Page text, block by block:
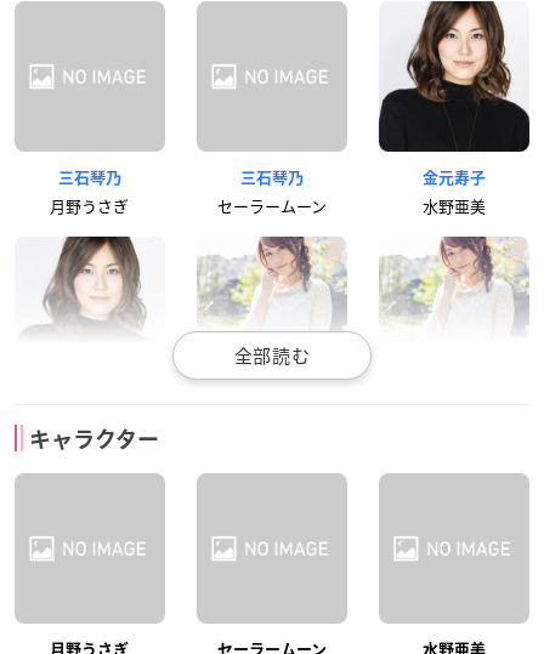
三石琴乃
月野うさぎ
三石琴乃
セーラームーン
金元寿子
水野亜美
セーラーマーキュリ
キャラクター
月野うさぎ セーラームーン 水野亜美